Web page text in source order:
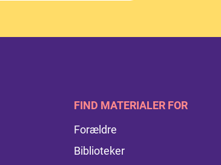
FIND MATERIALER FOR
Forældre
Biblioteker